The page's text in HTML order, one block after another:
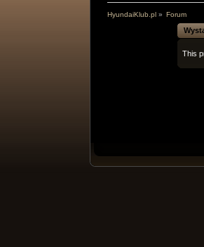
HyundaiKlub.pl » Forum
This